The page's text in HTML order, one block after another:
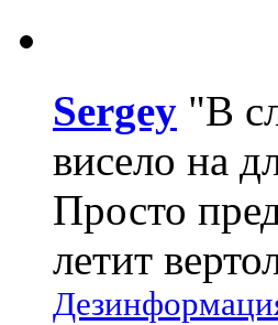
Sergey "В
висело на
Просто
летит